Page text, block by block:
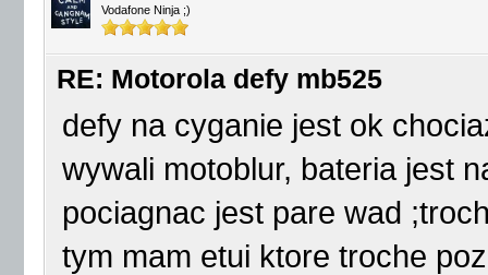
Vodafone Ninja ;)
RE: Motorola defy mb525
defy na cyganie jest ok
wywali motoblur, bateria jest
pociagnac jest pare wad
tym mam etui ktore troche